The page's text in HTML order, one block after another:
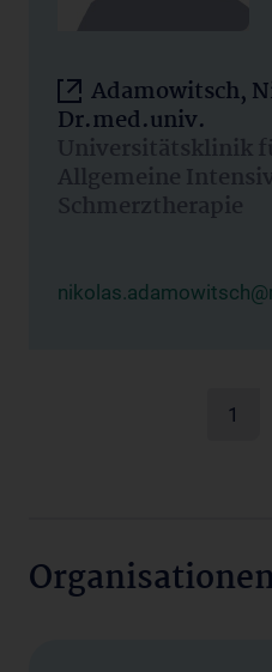
Adamowitsch,
Dr.med.univ.
Universitätsklinik
Allgemeine
Schmerztherapie
1